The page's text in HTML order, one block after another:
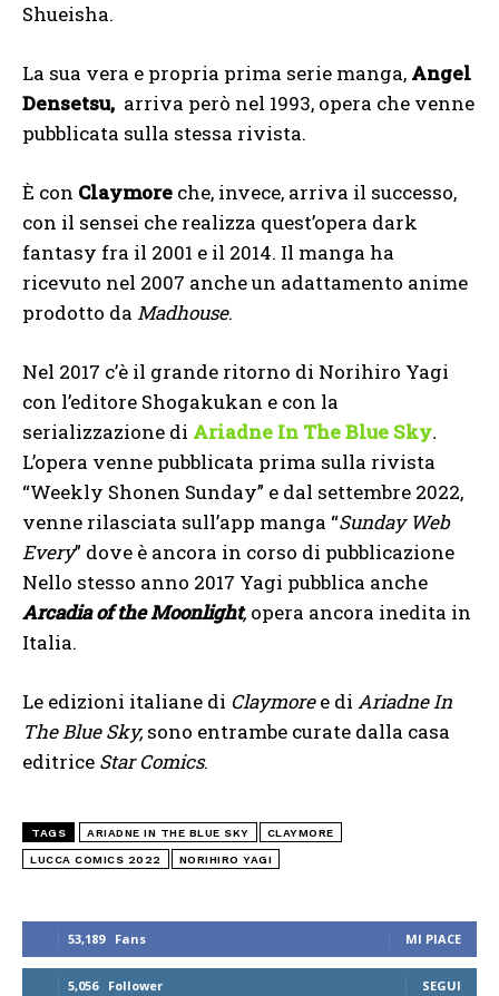
53,189 Fans MI PIACE
5,056 Follower SEGUI
Shueisha.
La sua vera e propria prima serie manga, Angel
Densetsu, arriva però nel 1993, opera che venne
pubblicata sulla stessa rivista.
È con Claymore che, invece, arriva il successo,
con il sensei che realizza quest’opera dark
fantasy fra il 2001 e il 2014. Il manga ha
ricevuto nel 2007 anche un adattamento anime
prodotto da Madhouse.
Nel 2017 c’è il grande ritorno di Norihiro Yagi
con l’editore Shogakukan e con la
serializzazione di Ariadne In The Blue Sky.
L’opera venne pubblicata prima sulla rivista
“Weekly Shonen Sunday” e dal settembre 2022,
venne rilasciata sull’app manga “Sunday Web
Every” dove è ancora in corso di pubblicazione
Nello stesso anno 2017 Yagi pubblica anche
Arcadia of the Moonlight, opera ancora inedita in
Italia.
Le edizioni italiane di Claymoree di Ariadne In
The Blue Sky, sono entrambe curate dalla casa
editrice Star Comics.
TAGS ARIADNE IN THE BLUE SKY CLAYMORE
LUCCA COMICS 2022 NORIHIRO YAGI